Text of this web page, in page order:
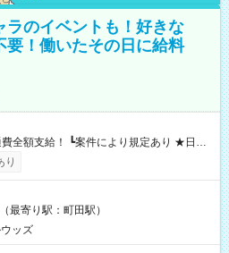
ラのイベントも！好きな
！働いたその日に給料
┗働いたその日に現金GET♪ お仕事後はコ
引き落とせます！ 【試用期間】試
り
最寄り駅：町田駅）
ッズ